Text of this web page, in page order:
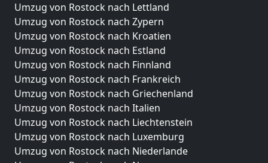
Umzug von Rostock nach Lettland
Umzug von Rostock nach Zypern
Umzug von Rostock nach Kroatien
Umzug von Rostock nach Estland
Umzug von Rostock nach Finnland
Umzug von Rostock nach Frankreich
Umzug von Rostock nach Griechenland
Umzug von Rostock nach Italien
Umzug von Rostock nach Liechtenstein
Umzug von Rostock nach Luxemburg
Umzug von Rostock nach Niederlande